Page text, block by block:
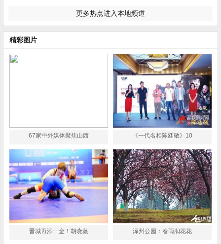
更多热点进入本地频道
精彩图片
67家中外媒体聚焦山西 《一代名相陈廷敬》10
晋城再添一金！胡晓薇 泽州公园：春雨润花花